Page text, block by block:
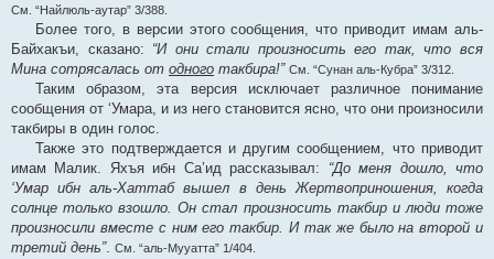
См. “Найлюль-аутар” 3/388.
Более того, в версии этого сообщения, что приводит имам аль-
Байхакъи, сказано: “И они стали произносить его так, что вся
Мина сотрясалась от одного такбира!” См. “Сунан аль-Кубра” 3/312.
Таким образом, эта версия исключает различное понимание
сообщения от ‘Умара, и из него становится ясно, что они произносили
такбиры в один голос.
Также это подтверждается и другим сообщением, что приводит
имам Малик. Яхъя ибн Са’ид рассказывал: “До меня дошло, что
‘Умар ибн аль-Хаттаб вышел в день Жертвоприношения, когда
солнце только взошло. Он стал произносить такбир и люди тоже
произносили вместе с ним его такбир. И так же было на второй и
третий день”. См. “аль-Мууатта” 1/404.